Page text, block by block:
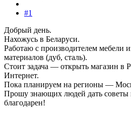
#1
Добрый день.
Нахожусь в Беларуси.
Работаю с производителем мебели
материалов (дуб, сталь).
Стоит задача — открыть магазин в
Интернет.
Пока планируем на регионы —
Прошу знающих людей дать советы
благодарен!